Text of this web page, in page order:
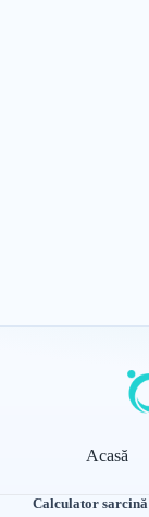
Acasă
Calculator sarcină